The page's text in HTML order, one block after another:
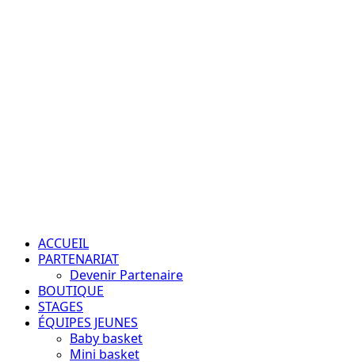
ACCUEIL
PARTENARIAT
Devenir Partenaire
BOUTIQUE
STAGES
ÉQUIPES JEUNES
Baby basket
Mini basket